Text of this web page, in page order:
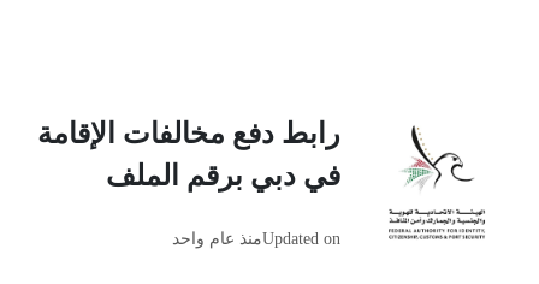
رابط دفع مخالفات الإقامة
في دبي برقم الملف
Updated onمنذ عام واحد